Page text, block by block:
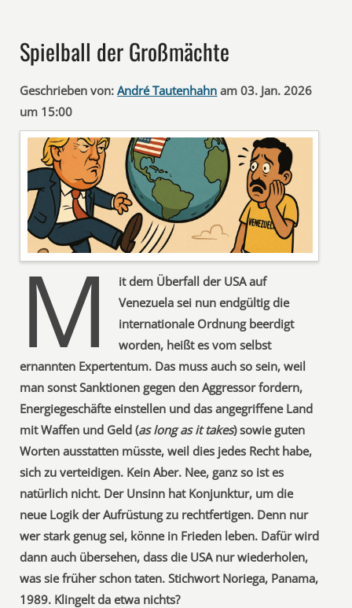
Spielball der Großmächte
Geschrieben von: André Tautenhahn am 03. Jan. 2026
um 15:00
M
it dem Überfall der USA auf
Venezuela sei nun endgültig die
internationale Ordnung beerdigt
worden, heißt es vom selbst
ernannten Expertentum. Das muss auch so sein, weil
man sonst Sanktionen gegen den Aggressor fordern,
Energiegeschäfte einstellen und das angegriffene Land
mit Waffen und Geld (as long as it takes) sowie guten
Worten ausstatten müsste, weil dies jedes Recht habe,
sich zu verteidigen. Kein Aber. Nee, ganz so ist es
natürlich nicht. Der Unsinn hat Konjunktur, um die
neue Logik der Aufrüstung zu rechtfertigen. Denn nur
wer stark genug sei, könne in Frieden leben. Dafür wird
dann auch übersehen, dass die USA nur wiederholen,
was sie früher schon taten. Stichwort Noriega, Panama,
1989. Klingelt da etwa nichts?